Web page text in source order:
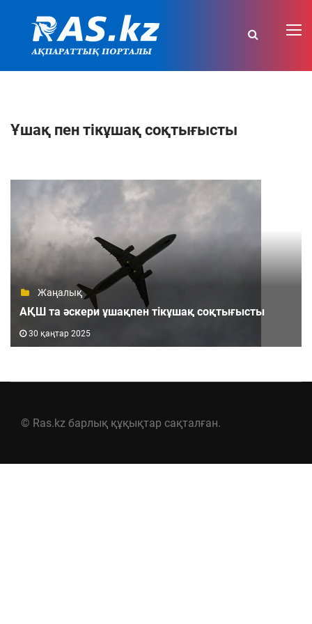
Ұшақ пен тікұшақ соқтығысты
Жаңалық
АҚШ та әскери ұшақпен тікұшақ соқтығысты
30 қаңтар 2025
© Ras.kz барлық құқықтар сақталған.